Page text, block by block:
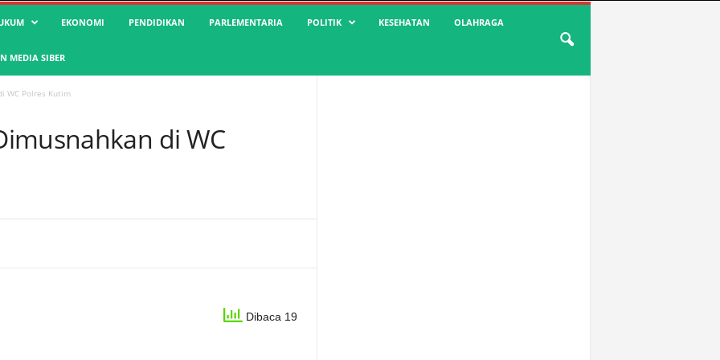
EKONOMI PENDIDIKAN PARLEMENTARIA POLITIK KESEHATAN OLAHRAGA
MEDIA SIBER
WC Polres Kutim
di WC
Dibaca 19